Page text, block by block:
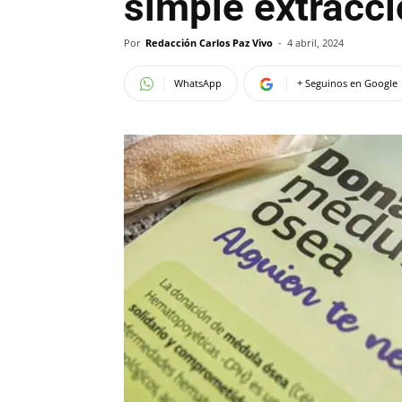
Por Redacción Carlos Paz Vivo - 4 abril, 2024
WhatsApp + Seguinos en Google